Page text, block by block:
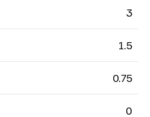
3
1.5
0.75
0